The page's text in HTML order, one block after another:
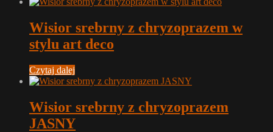
Wisior srebrny z chryzoprazem w
stylu art deco
Czytaj dalej
Wisior srebrny z chryzoprazem
JASNY